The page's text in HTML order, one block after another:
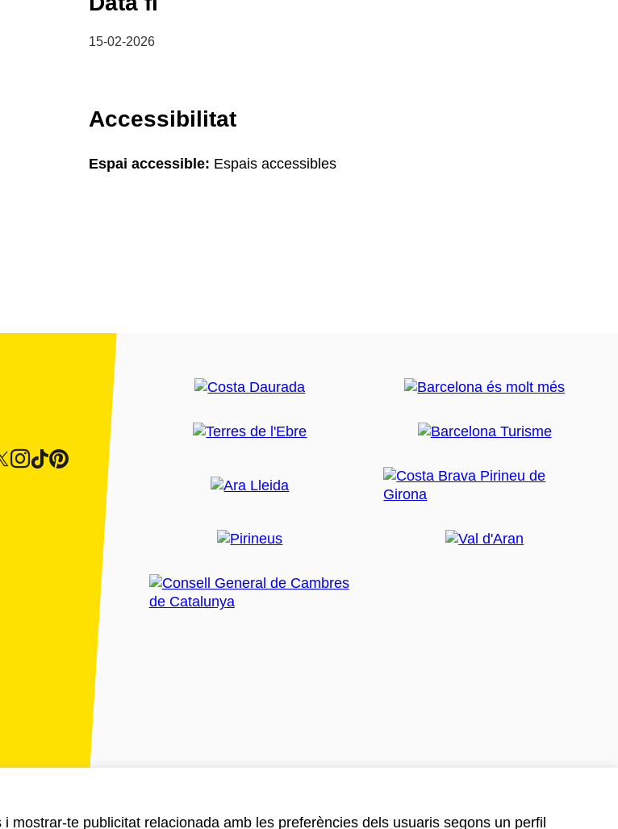
15-02-2026
Accessibilitat
Espai accessible: Espais accessibles
te publicitat relacionada amb les preferències dels usuaris segons un perfil